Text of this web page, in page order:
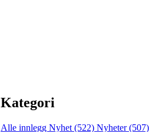
Kategori
Alle innlegg Nyhet (522) Nyheter (507)